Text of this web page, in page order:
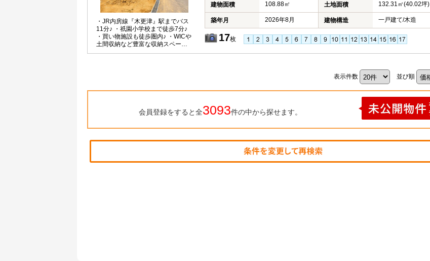
・JR内房線『木更津』駅までバス
11分♪ ・祇園小学校まで徒歩7分♪
・買い物施設も徒歩圏内♪ ・WICや
土間収納など豊富な収納スペース
を完備♪ ・駐車場2台分♪
建物面積 108.88㎡ 土地面積 132.31㎡(40.02坪)
築年月 2026年8月 建物構造 一戸建て/木造
17枚
表示件数 並び順
会員登録をすると全3093件の中から探せます。